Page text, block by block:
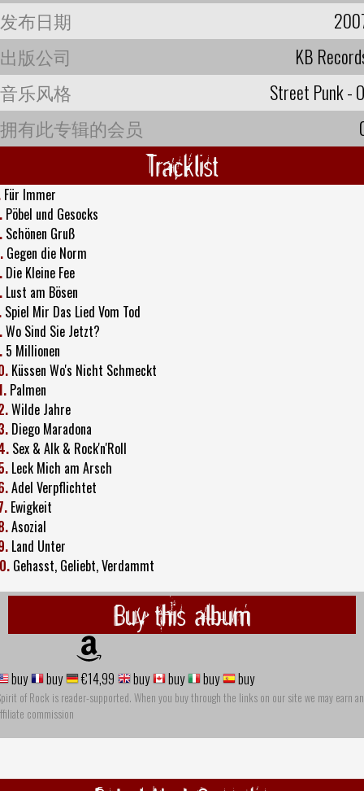
发布日期
出版公司
KB
音乐风格
Street Punk -
拥有此专辑的会员
Tracklist
Für Immer
Pöbel und Gesocks
Schönen Gruß
Gegen die Norm
Die Kleine Fee
Lust am Bösen
Spiel Mir Das Lied Vom Tod
Wo Sind Sie Jetzt?
5 Millionen
Küssen Wo's Nicht Schmeckt
Palmen
Wilde Jahre
Diego Maradona
Sex & Alk & Rock'n'Roll
Leck Mich am Arsch
Adel Verpflichtet
Ewigkeit
Asozial
Land Unter
Gehasst, Geliebt, Verdammt
Buy this album
buy buy €14,99 buy buy buy buy
of Rock is reader-supported. When you buy through the links on our site we may earn an
commission